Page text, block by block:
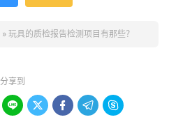
» 玩具的质检报告检测项目有那些？
分享到
    